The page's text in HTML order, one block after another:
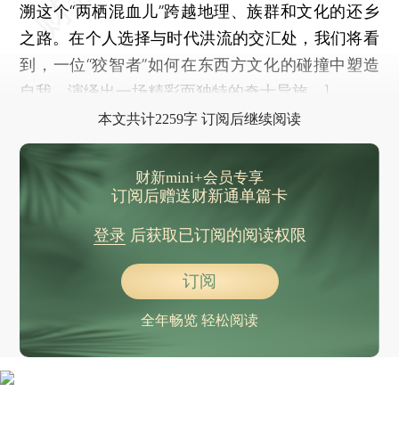
溯这个“两栖混血儿”跨越地理、族群和文化的还乡
之路。在个人选择与时代洪流的交汇处，我们将看
到，一位“狡智者”如何在东西方文化的碰撞中塑造
自我，演绎出一场精彩而独特的奇士异旅。]
本文共计2259字 订阅后继续阅读
财新mini+会员专享
订阅后赠送财新通单篇卡
登录后获取已订阅的阅读权限
订阅
全年畅览 轻松阅读